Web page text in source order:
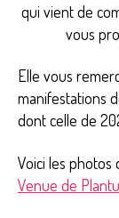
qui vient de
vous
Elle vous
manifestations
dont celle de
Voici les photos
Venue de